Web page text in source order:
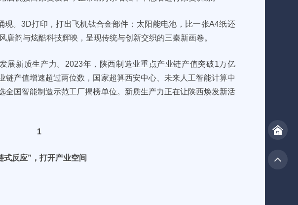
。3D打印，打出飞机钛合金部件；太阳能电池，比一张A4纸还
韵与炫酷科技辉映，呈现传统与创新交织的三秦新画卷。
展新质生产力。2023年，陕西制造业重点产业链产值突破1万亿
链产值增速超过两位数，国家超算西安中心、未来人工智能计算中
全国智能制造示范工厂揭榜单位。新质生产力正在让陕西焕发新活
1
式反应”，打开产业空间